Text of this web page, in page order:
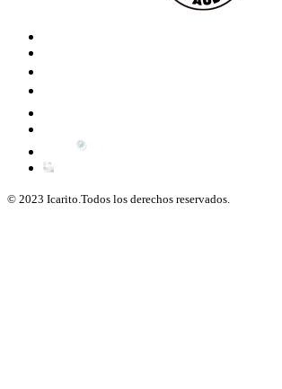
© 2023 Icarito.Todos los derechos reservados.